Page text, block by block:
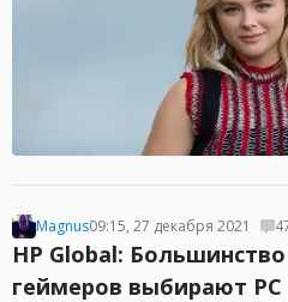
Magnus09:15, 27 декабря 2021
HP Global:
геймеров выбирают PC